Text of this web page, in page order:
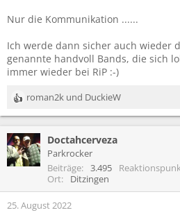
Nur die Kommunikation ......
Ich werde dann sicher auch wieder
genannte handvoll Bands, die sich
immer wieder bei RiP :-)
R
e
k
t
i
n
e
roman2k und DuckieW
Doctahcerveza
Parkrocker
Beiträge
3.495
Ort
Ditzingen
25. August 2022